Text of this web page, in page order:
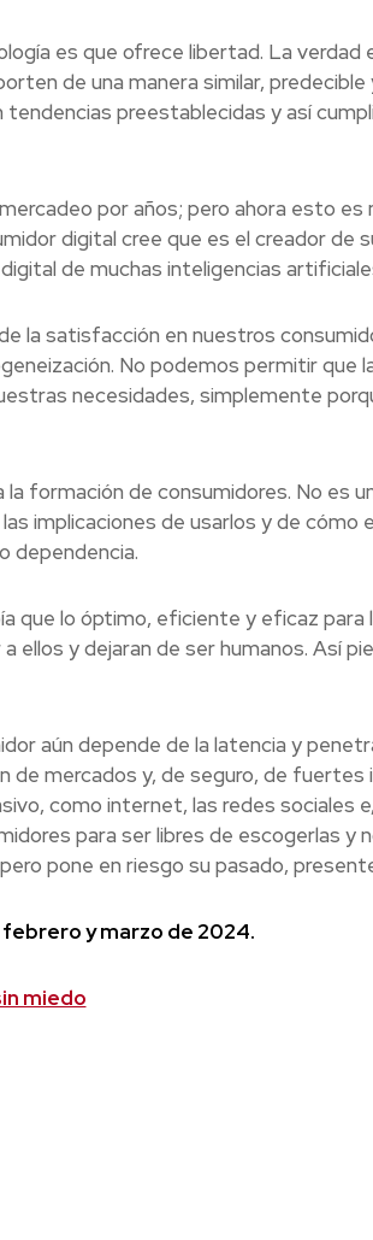
es que ofrece libertad. La verdad
de una manera similar, predecible
preestablecidas y así
por años; pero ahora esto es
digital cree que es el creador de
de muchas inteligencias
la satisfacción en nuestros
No podemos permitir que
necesidades, simplemente
formación de consumidores. No es
implicaciones de usarlos y de cómo
dependencia.
que lo óptimo, eficiente y eficaz para
ellos y dejaran de ser humanos. Así
aún depende de la latencia y
mercados y, de seguro, de fuertes
como internet, las redes sociales
para ser libres de escogerlas y
pone en riesgo su pasado,
y marzo de 2024.
miedo